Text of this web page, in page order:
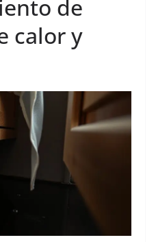
de
calor y